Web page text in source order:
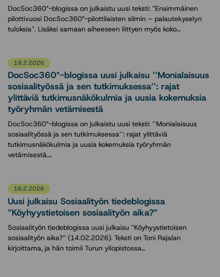
DocSoc360°-blogissa on julkaistu uusi teksti: ”Ensimmäinen
pilottivuosi DocSoc360°-pilottilaisten silmin – palautekyselyn
tuloksia”. Lisäksi samaan aiheeseen liittyen myös koko…
19.2.2026
DocSoc360°-blogissa uusi julkaisu ’’Monialaisuus
sosiaalityössä ja sen tutkimuksessa’’: rajat
ylittäviä tutkimusnäkökulmia ja uusia kokemuksia
työryhmän vetämisestä
DocSoc360°-blogissa on julkaistu uusi teksti: ’’Monialaisuus
sosiaalityössä ja sen tutkimuksessa’’: rajat ylittäviä
tutkimusnäkökulmia ja uusia kokemuksia työryhmän
vetämisestä.…
16.2.2026
Uusi julkaisu Sosiaalityön tiedeblogissa
”Köyhyystietoisen sosiaalityön aika?”
Sosiaalityön tiedeblogissa uusi julkaisu ”Köyhyystietoisen
sosiaalityön aika?” (14.02.2026). Teksti on Toni Rajalan
kirjoittama, ja hän toimii Turun yliopistossa…